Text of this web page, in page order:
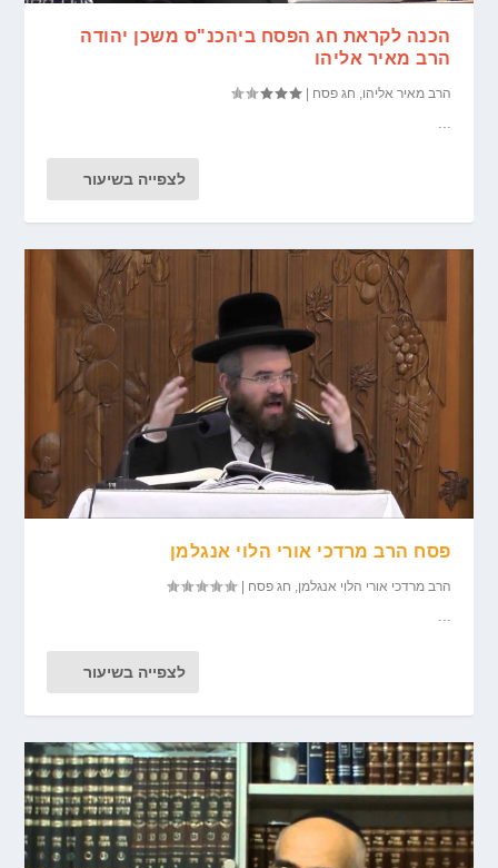
הכנה לקראת חג הפסח ביהכנ"ס משכן יהודה
הרב מאיר אליהו
הרב מאיר אליהו חג פסח |
לצפייה בשיעור
פסח הרב מרדכי אורי הלוי אנגלמן
הרב מרדכי אורי הלוי אנגלמן חג פסח |
לצפייה בשיעור